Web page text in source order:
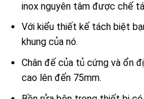
inox nguyên tâm được chế
Với kiểu thiết kế tách biệt
khung của nó.
Chân đế của tủ cứng và ổn
cao lên đến 75mm.